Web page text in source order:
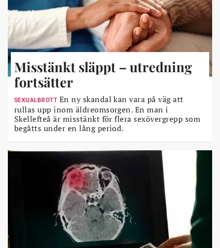
Misstänkt släppt – utredning
fortsätter
SEXUALBROTT En ny skandal kan vara på väg att
rullas upp inom äldreomsorgen. En man i
Skellefteå är misstänkt för flera sexövergrepp som
begåtts under en lång period.